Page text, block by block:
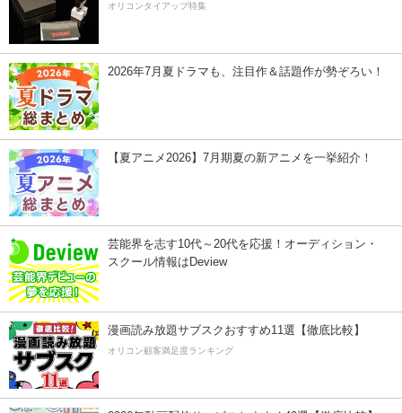
オリコンタイアップ特集
2026年7月夏ドラマも、注目作＆話題作が勢ぞろい！
【夏アニメ2026】7月期夏の新アニメを一挙紹介！
芸能界を志す10代～20代を応援！オーディション・
スクール情報はDeview
漫画読み放題サブスクおすすめ11選【徹底比較】
オリコン顧客満足度ランキング